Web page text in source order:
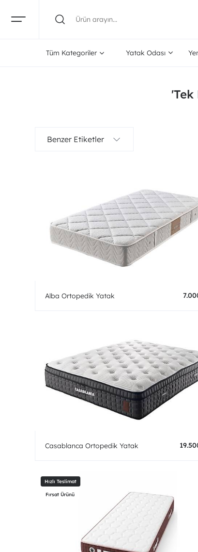
Tüm Kategoriler Yatak Odası
'Tek
Benzer Etiketler
Alba Ortopedik Yatak
Casablanca Ortopedik Yatak